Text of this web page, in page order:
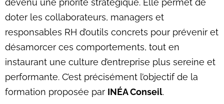
devenu une priorité stratégique. Elle permet de
doter les collaborateurs, managers et
responsables RH d’outils concrets pour prévenir et
désamorcer ces comportements, tout en
instaurant une culture d’entreprise plus sereine et
performante. C’est précisément l’objectif de la
formation proposée par INÉA Conseil.